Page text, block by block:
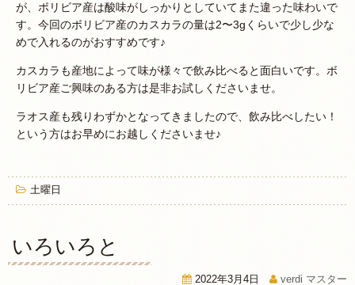
が、ボリビア産は酸味がしっかりとしていてまた違った味わいで
す。今回のボリビア産のカスカラの量は2〜3gくらいで少し少な
めで入れるのがおすすめです♪
カスカラも産地によって味が様々で飲み比べると面白いです。ボ
リビア産ご興味のある方は是非お試しくださいませ。
ラオス産も残りわずかとなってきましたので、飲み比べしたい！
という方はお早めにお越しくださいませ♪
土曜日
いろいろと
2022年3月4日 verdi マスター